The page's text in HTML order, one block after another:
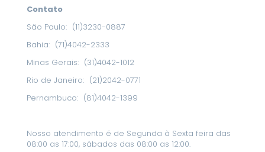
Contato
São Paulo: (11)3230-0887
Bahia: (71)4042-2333
Minas Gerais: (31)4042-1012
Rio de Janeiro: (21)2042-0771
Pernambuco: (81)4042-1399
Nosso atendimento é de Segunda à Sexta feira das
08:00 as 17:00, sábados das 08:00 as 12:00.